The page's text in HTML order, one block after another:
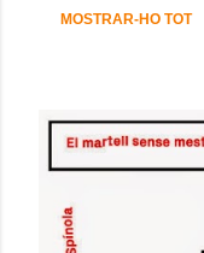
E
a
MOSTRAR-HO TOT